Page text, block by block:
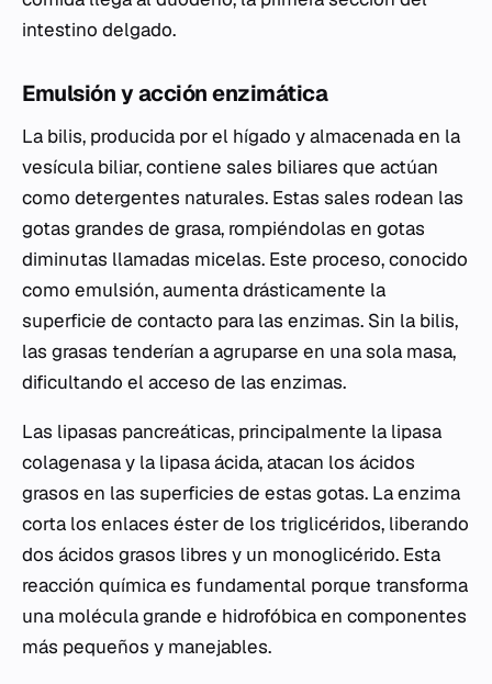
intestino delgado.
Emulsión y acción enzimática
La bilis, producida por el hígado y almacenada en la
vesícula biliar, contiene sales biliares que actúan
como detergentes naturales. Estas sales rodean las
gotas grandes de grasa, rompiéndolas en gotas
diminutas llamadas micelas. Este proceso, conocido
como emulsión, aumenta drásticamente la
superficie de contacto para las enzimas. Sin la bilis,
las grasas tenderían a agruparse en una sola masa,
dificultando el acceso de las enzimas.
Las lipasas pancreáticas, principalmente la lipasa
colagenasa y la lipasa ácida, atacan los ácidos
grasos en las superficies de estas gotas. La enzima
corta los enlaces éster de los triglicéridos, liberando
dos ácidos grasos libres y un monoglicérido. Esta
reacción química es fundamental porque transforma
una molécula grande e hidrofóbica en componentes
más pequeños y manejables.